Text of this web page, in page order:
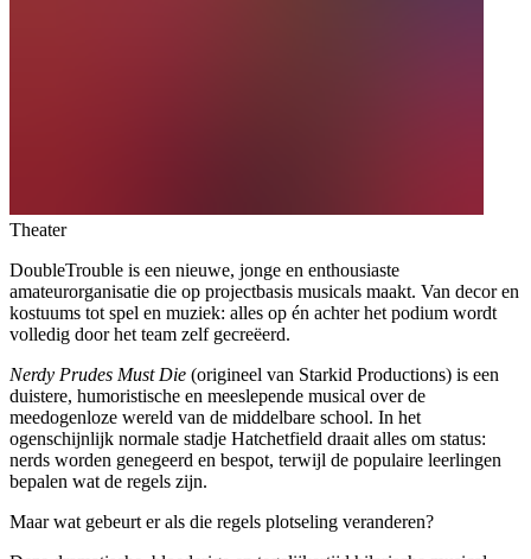
Theater
DoubleTrouble is een nieuwe, jonge en enthousiaste
amateurorganisatie die op projectbasis musicals maakt. Van decor en
kostuums tot spel en muziek: alles op én achter het podium wordt
volledig door het team zelf gecreëerd.
Nerdy Prudes Must Die (origineel van Starkid Productions) is een
duistere, humoristische en meeslepende musical over de
meedogenloze wereld van de middelbare school. In het
ogenschijnlijk normale stadje Hatchetfield draait alles om status:
nerds worden genegeerd en bespot, terwijl de populaire leerlingen
bepalen wat de regels zijn.
Maar wat gebeurt er als die regels plotseling veranderen?